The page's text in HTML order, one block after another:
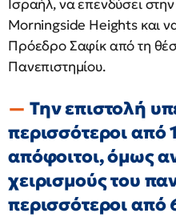
Ισραήλ, να επενδύσει
Morningside Heights και
Πρόεδρο Σαφίκ από τη
Πανεπιστημίου.
Την επιστολή
περισσότεροι από
απόφοιτοι, όμως
χειρισμούς του
περισσότεροι από